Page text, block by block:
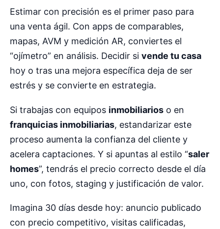
Estimar con precisión es el primer paso para
una venta ágil. Con apps de comparables,
mapas, AVM y medición AR, conviertes el
“ojímetro” en análisis. Decidir si vende tu casa
hoy o tras una mejora específica deja de ser
estrés y se convierte en estrategia.
Si trabajas con equipos inmobiliarios o en
franquicias inmobiliarias, estandarizar este
proceso aumenta la confianza del cliente y
acelera captaciones. Y si apuntas al estilo “saler
homes”, tendrás el precio correcto desde el día
uno, con fotos, staging y justificación de valor.
Imagina 30 días desde hoy: anuncio publicado
con precio competitivo, visitas calificadas,